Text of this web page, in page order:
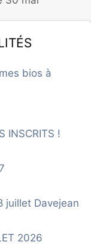
bios à
INSCRITS !
juillet Davejean
2026